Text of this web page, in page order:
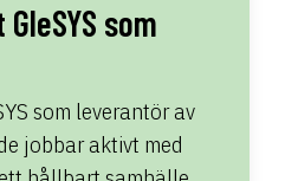
som
som leverantör av
jobbar aktivt med